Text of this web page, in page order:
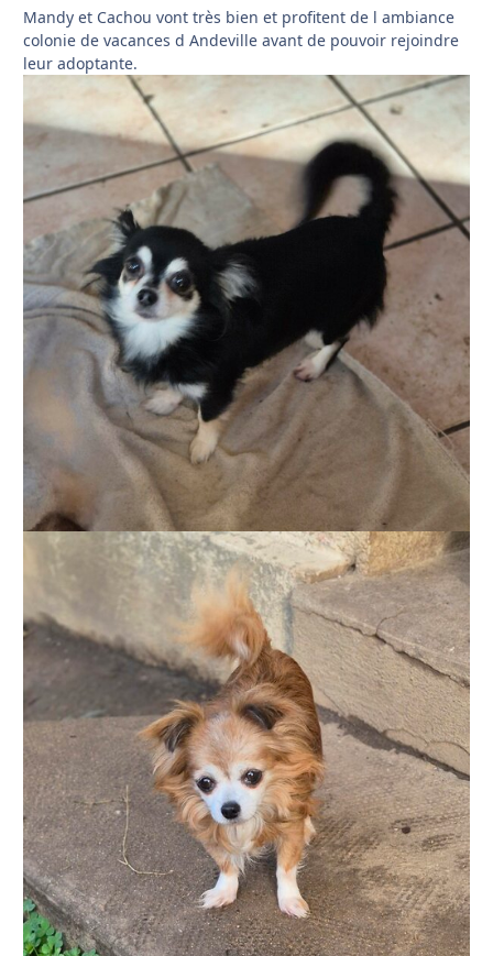
Mandy et Cachou vont très bien et profitent de l ambiance
colonie de vacances d Andeville avant de pouvoir rejoindre
leur adoptante.